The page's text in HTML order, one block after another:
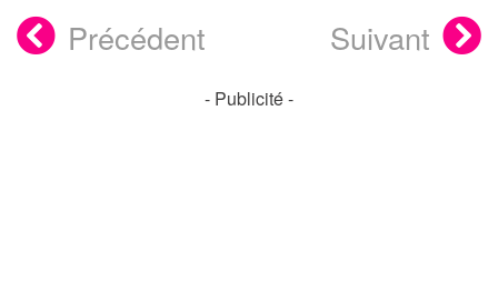
Précédent Suivant
- Publicité -